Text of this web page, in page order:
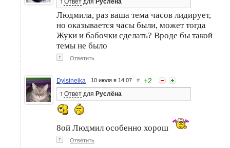
Людмила, раз ваша тема часов лидирует,
но оказывается часы были, может тогда
Жуки и бабочки сделать? Вроде бы такой
темы не было
↑ Ответить
Dylsineika 10 июля в 14:07 # +2
↑ Ответ для Руслёна
8ой Людмил особенно хорош
↑ Ответить